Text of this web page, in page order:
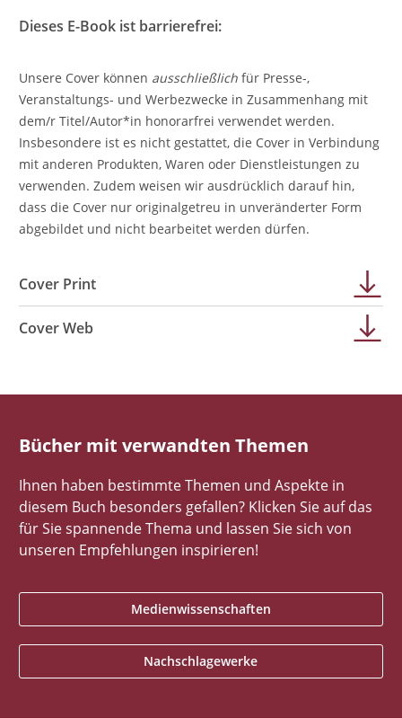
Dieses E-Book ist barrierefrei:
Unsere Cover können ausschließlichfür Presse-,
Veranstaltungs- und Werbezwecke in Zusammenhang mit
dem/r Titel/Autor*in honorarfrei verwendet werden.
Insbesondere ist es nicht gestattet, die Cover in Verbindung
mit anderen Produkten, Waren oder Dienstleistungen zu
verwenden. Zudem weisen wir ausdrücklich darauf hin,
dass die Cover nur originalgetreu in unveränderter Form
abgebildet und nicht bearbeitet werden dürfen.
Cover Print
Cover Web
Bücher mit verwandten Themen
Ihnen haben bestimmte Themen und Aspekte in
diesem Buch besonders gefallen? Klicken Sie auf das
für Sie spannende Thema und lassen Sie sich von
unseren Empfehlungen inspirieren!
Medienwissenschaften
Nachschlagewerke